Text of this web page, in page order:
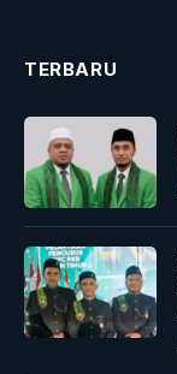
TERBARU